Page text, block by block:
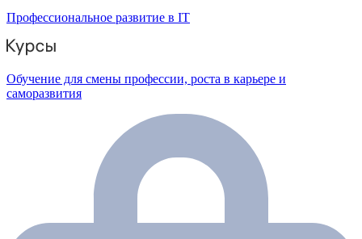
Профессиональное развитие в IT
Обучение для смены профессии, роста в карьере и
саморазвития